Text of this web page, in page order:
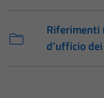
Riferimenti
d’ufficio